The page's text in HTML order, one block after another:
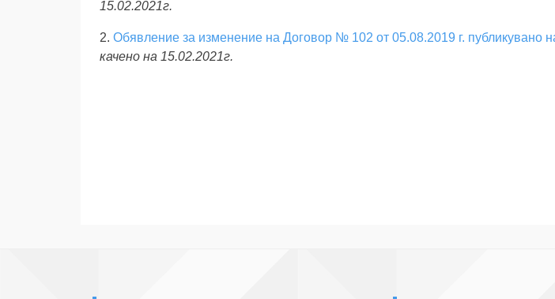
15.02.2021г.
2. Обявление за изменение на Договор № 102 от 05.08.2019 г. публикувано
качено на 15.02.2021г.